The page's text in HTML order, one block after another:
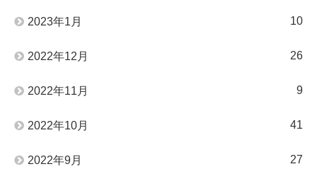
2023年1月 10
2022年12月 26
2022年11月 9
2022年10月 41
2022年9月 27